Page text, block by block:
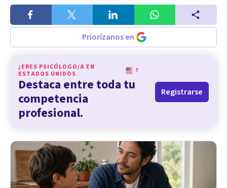
Priorízanos en
¿ERES PSICÓLOGO/A EN
ESTADOS UNIDOS
?
Destaca entre toda tu
competencia
profesional.
Registrarse